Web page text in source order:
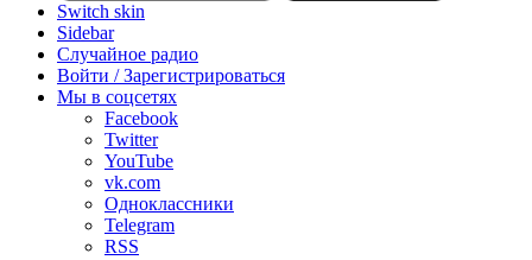
Switch skin
Sidebar
Случайное радио
Войти / Зарегистрироваться
Мы в соцсетях
Facebook
Twitter
YouTube
vk.com
Одноклассники
Telegram
RSS